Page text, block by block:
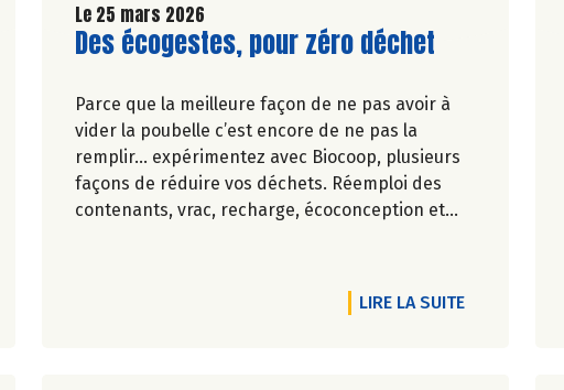
PETIT DÉJEUNER, COMMENÇONS LA JOURNÉE DU BON PIED !
Le 25 mars 2026
Lire la suite de l'article
Des écogestes, pour zéro déchet
Parce que la meilleure façon de ne pas avoir à
vider la poubelle c’est encore de ne pas la
remplir… expérimentez avec Biocoop, plusieurs
façons de réduire vos déchets. Réemploi des
contenants, vrac, recharge, écoconception et
En avril, plein phare sur 4 produits qui ont dit
LIRE LA SUITEDE